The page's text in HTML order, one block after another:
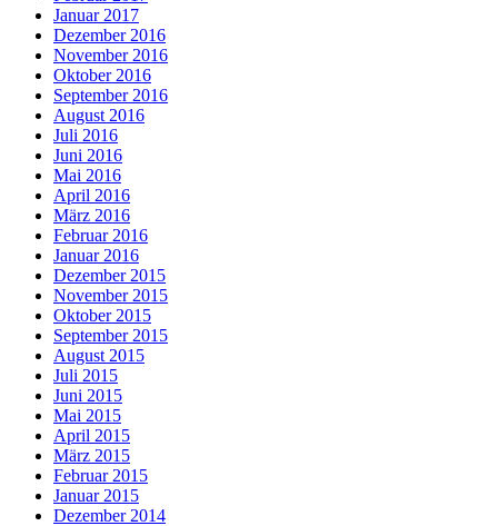
Januar 2017
Dezember 2016
November 2016
Oktober 2016
September 2016
August 2016
Juli 2016
Juni 2016
Mai 2016
April 2016
März 2016
Februar 2016
Januar 2016
Dezember 2015
November 2015
Oktober 2015
September 2015
August 2015
Juli 2015
Juni 2015
Mai 2015
April 2015
März 2015
Februar 2015
Januar 2015
Dezember 2014